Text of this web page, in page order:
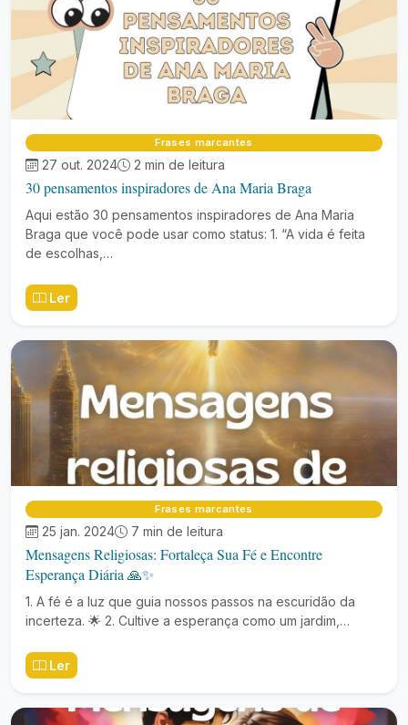
Frases marcantes
27 out. 2024 2 min de leitura
30 pensamentos inspiradores de Ana Maria Braga
Aqui estão 30 pensamentos inspiradores de Ana Maria
Braga que você pode usar como status: 1. “A vida é feita
de escolhas,…
Ler
Frases marcantes
25 jan. 2024 7 min de leitura
Mensagens Religiosas: Fortaleça Sua Fé e Encontre
Esperança Diária 🙏✨
1. A fé é a luz que guia nossos passos na escuridão da
incerteza. 🌟 2. Cultive a esperança como um jardim,…
Ler